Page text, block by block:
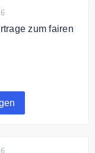
zum fairen
von 2 bis 5